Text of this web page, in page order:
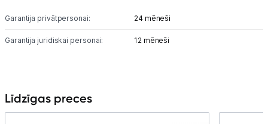
Garantija privātpersonai: 24 mēneši
Garantija juridiskai personai: 12 mēneši
Līdzīgas preces